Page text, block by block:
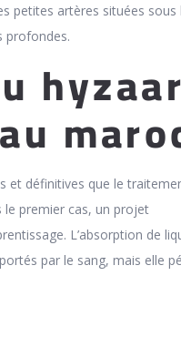
petites artères situées sous
profondes.
hyzaar
et définitives que le
le premier cas, un projet
L’absorption de
par le sang, mais elle